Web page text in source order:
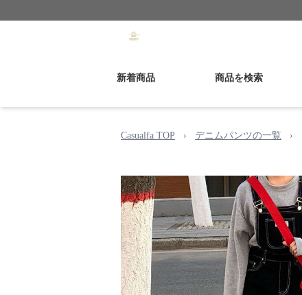
新着商品 商品を検索
Casualfa TOP › デニムパンツの一覧 ›